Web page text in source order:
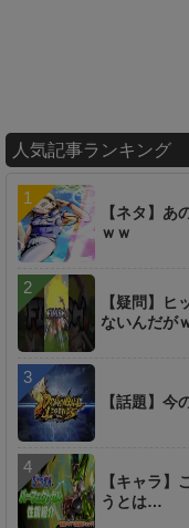
人気記事ランキング
【ネタ】あ
ｗｗ
【疑問】
ないんだが
【話題】
【キャラ】
うとは…